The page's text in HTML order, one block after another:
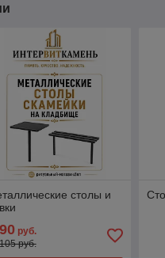
столы и
90 руб.
руб.